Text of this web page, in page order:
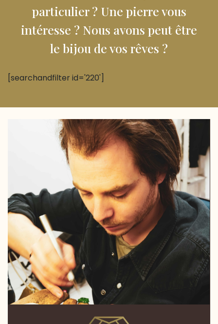
particulier ? Une pierre vous
intéresse ? Nous avons peut être
le bijou de vos rêves ?
[searchandfilter id='220']